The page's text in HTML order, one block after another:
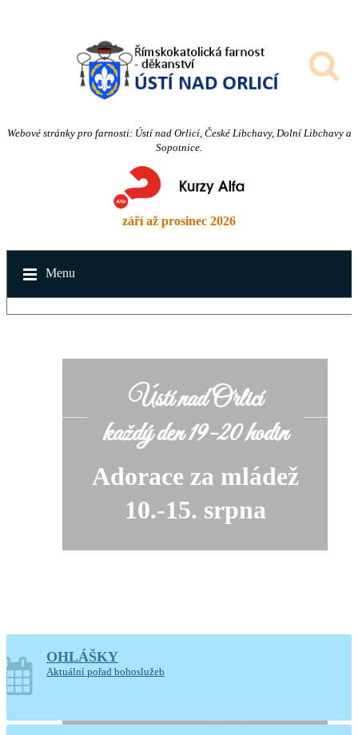
Webové stránky pro farnosti: Ústí nad Orlicí, České Libchavy, Dolní Libchavy a
Sopotnice.
září až prosinec 2026
Menu
Ústí nad Orlicí
každý den 19-20 hodin
Adorace za mládež
10.-15. srpna
soboty o prázdninách
14-17.30 hodin
OHLÁŠKY
Aktuální pořad bohoslužeb